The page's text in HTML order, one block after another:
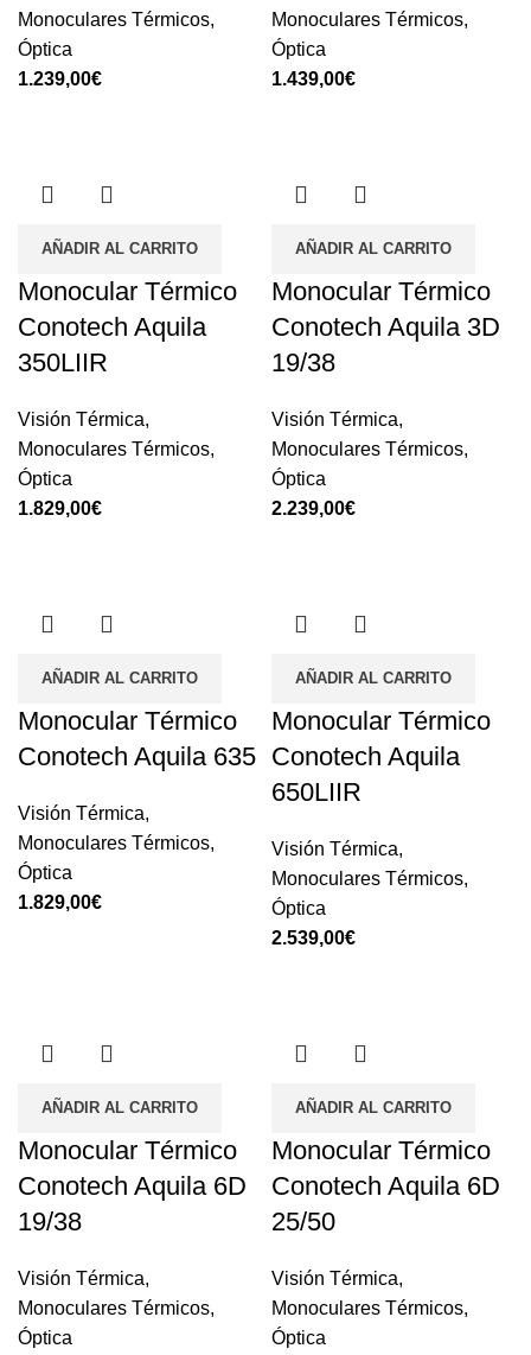
Monoculares Térmicos,
Óptica
1.239,00€
Monoculares Térmicos,
Óptica
1.439,00€
AÑADIR AL CARRITO
Monocular Térmico
Conotech Aquila
350LIIR
Visión Térmica,
Monoculares Térmicos,
Óptica
1.829,00€
AÑADIR AL CARRITO
Monocular Térmico
Conotech Aquila 3D
19/38
Visión Térmica,
Monoculares Térmicos,
Óptica
2.239,00€
AÑADIR AL CARRITO
Monocular Térmico
Conotech Aquila 635
Visión Térmica,
Monoculares Térmicos,
Óptica
1.829,00€
AÑADIR AL CARRITO
Monocular Térmico
Conotech Aquila
650LIIR
Visión Térmica,
Monoculares Térmicos,
Óptica
2.539,00€
AÑADIR AL CARRITO
Monocular Térmico
Conotech Aquila 6D
19/38
Visión Térmica,
Monoculares Térmicos,
Óptica
AÑADIR AL CARRITO
Monocular Térmico
Conotech Aquila 6D
25/50
Visión Térmica,
Monoculares Térmicos,
Óptica